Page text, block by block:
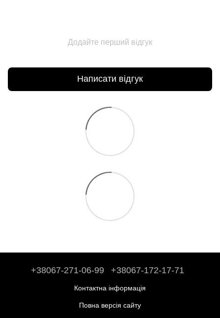
Додайте перший відгук
Написати відгук
+38067-271-06-99 +38067-172-17-71
Контактна інформація
Повна версія сайту